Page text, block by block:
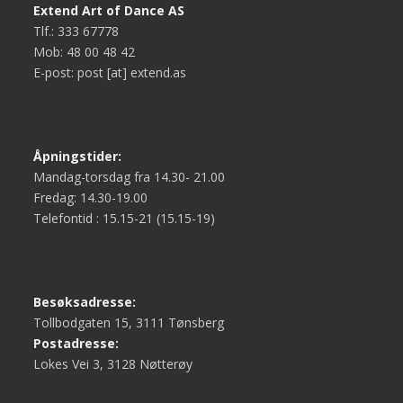
Extend Art of Dance AS
Tlf.: 333 67778
Mob: 48 00 48 42
E-post: post [at] extend.as
Åpningstider:
Mandag-torsdag fra 14.30- 21.00
Fredag: 14.30-19.00
Telefontid : 15.15-21 (15.15-19)
Besøksadresse:
Tollbodgaten 15, 3111 Tønsberg
Postadresse:
Lokes Vei 3, 3128 Nøtterøy